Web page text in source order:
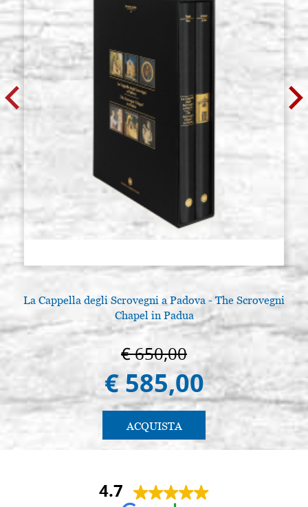
La Cappella degli Scrovegni a Padova - The Scrovegni
Chapel in Padua
€ 650,00
€ 585,00
ACQUISTA
4.7